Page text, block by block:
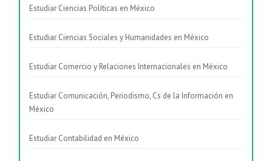
Estudiar Ciencias Políticas en México
Estudiar Ciencias Sociales y Humanidades en México
Estudiar Comercio y Relaciones Internacionales en México
Estudiar Comunicación, Periodismo, Cs de la Información en
México
Estudiar Contabilidad en México